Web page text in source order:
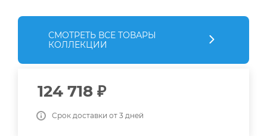
СМОТРЕТЬ ВСЕ ТОВАРЫ
КОЛЛЕКЦИИ
124 718 ₽
Срок доставки от 3 дней